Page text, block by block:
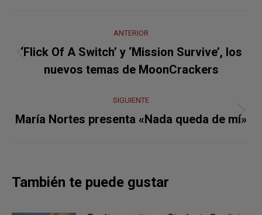
entre
publicaciones
ANTERIOR
Publicación
anterior:
‘Flick Of A Switch’ y ‘Mission Survive’, los
nuevos temas de MoonCrackers
SIGUIENTE
Publicación
María Nortes presenta «Nada queda de mí»
También te puede gustar